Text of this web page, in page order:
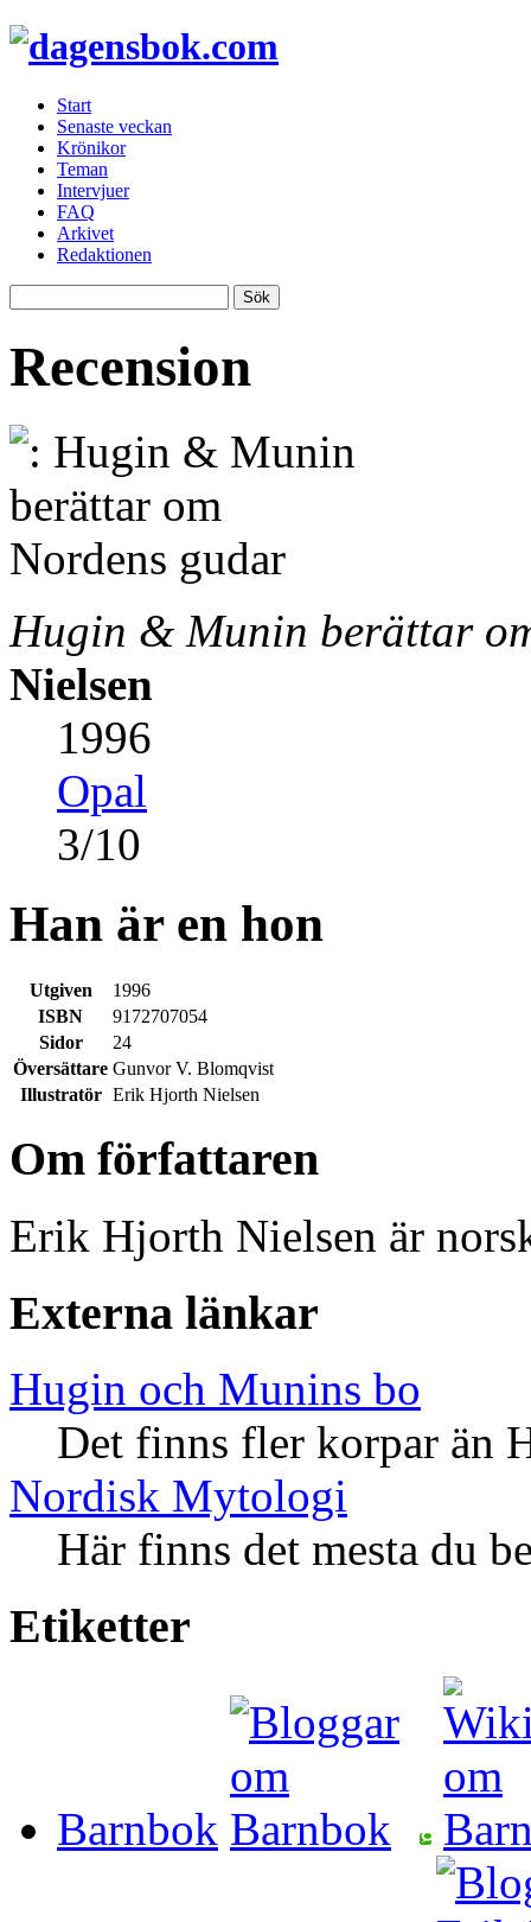
Start
Senaste veckan
Krönikor
Teman
Intervjuer
FAQ
Arkivet
Redaktionen
Recension
Hugin & Munin berättar
Nielsen
1996
Opal
3/10
Han är en hon
Utgiven
1996
ISBN
9172707054
Sidor
24
Översättare Gunvor V. Blomqvist
Illustratör Erik Hjorth Nielsen
Om författaren
Erik Hjorth Nielsen är
Externa länkar
Hugin och Munins bo
Det finns fler korpar än
Nordisk Mytologi
Här finns det mesta du
Etiketter
Barnbok